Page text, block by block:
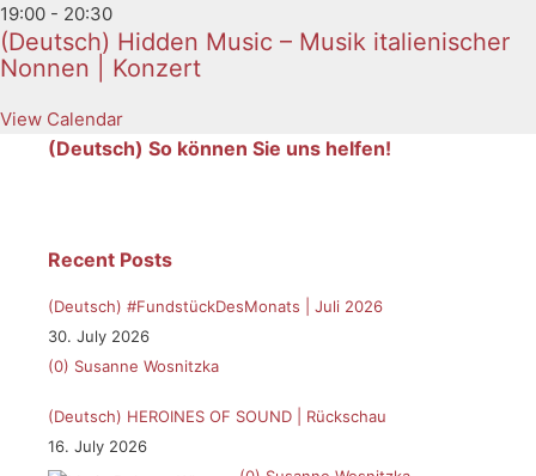
19:00 - 20:30
(Deutsch) Hidden Music – Musik italienischer
Nonnen | Konzert
View Calendar
(Deutsch) So können Sie uns helfen!
Recent Posts
(Deutsch) #FundstückDesMonats | Juli 2026
30. July 2026
(0) Susanne Wosnitzka
(Deutsch) HEROINES OF SOUND | Rückschau
16. July 2026